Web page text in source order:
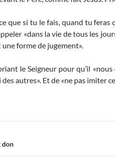
que si tu le fais, quand tu feras
«dans la vie de tous les
forme de jugement».
le Seigneur pour qu’il
autres». Et de «ne pas imiter
don